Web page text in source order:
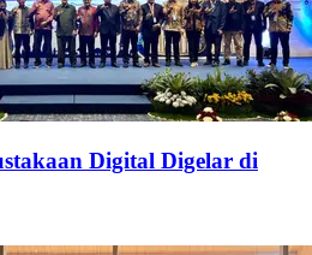
Digital Digelar di